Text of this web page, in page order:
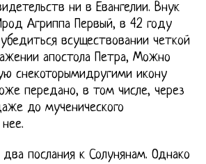
ни в Евангелии. Внук
Агриппа Первый, в 42 году
всуществовании четкой
апостола Петра, Можно
снекоторымидругими икону
передано, в том числе, через
до мученического
послания к Солунянам. Однако